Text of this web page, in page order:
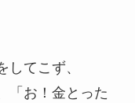
てこず、
「お！金とった